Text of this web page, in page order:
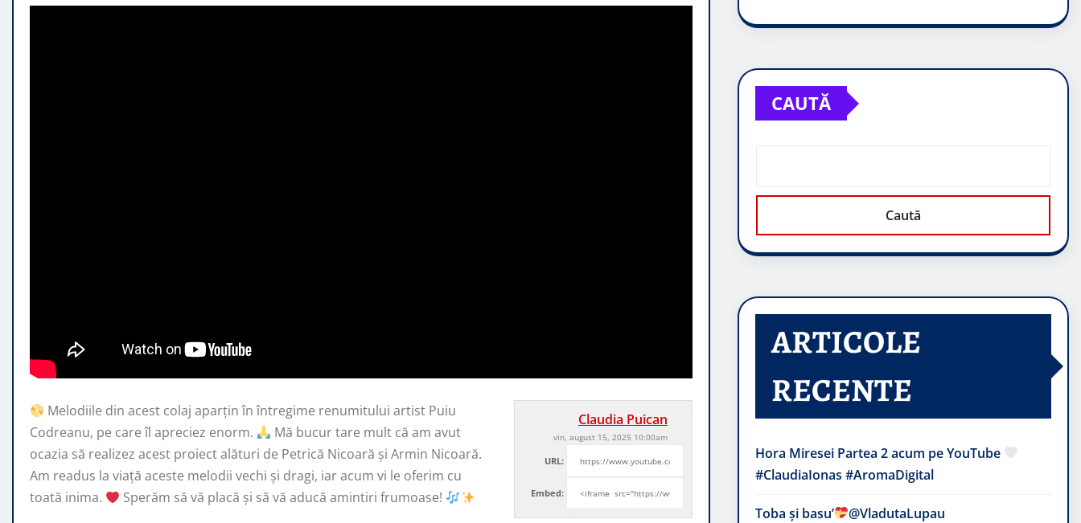
Claudia Puican
vin, august 15, 2025 10:00am
URL:
Embed:
Melodiile din acest colaj aparțin în întregime renumitului artist Puiu
Codreanu, pe care îl apreciez enorm.
Mă bucurtare mult că am avut
ocazia să realizez acest proiect alături de Petrică Nicoară și Armin Nicoară.
Am readus la viață aceste melodii vechi și dragi, iar acum vi le oferim cu
toată inima.
Sperăm să vă placă și să vă aducă amintiri frumoase!
CAUTĂ
Caută
ARTICOLE
RECENTE
Hora Miresei Partea 2 acum pe YouTube
#ClaudiaIonas #AromaDigital
Toba și basu’ @VladutaLupau